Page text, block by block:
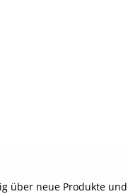
über neue Produkte